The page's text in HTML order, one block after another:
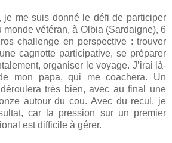
je me suis donné le défi de participer
vétéran, à Olbia (Sardaigne), 6
challenge en perspective : trouver
cagnotte participative, se préparer
organiser le voyage. J’irai là-
mon papa, qui me coachera. Un
très bien, avec au final une
autour du cou. Avec du recul, je
car la pression sur un premier
est difficile à gérer.